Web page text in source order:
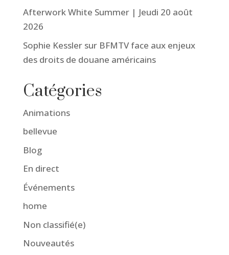
Afterwork White Summer | Jeudi 20 août
2026
Sophie Kessler sur BFMTV face aux enjeux
des droits de douane américains
Catégories
Animations
bellevue
Blog
En direct
Événements
home
Non classifié(e)
Nouveautés